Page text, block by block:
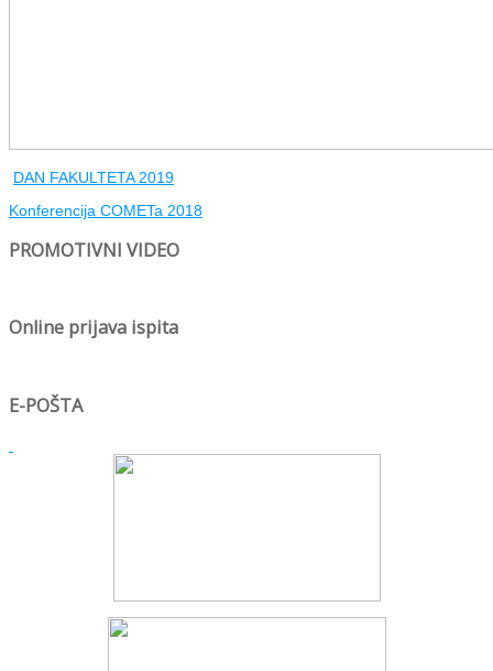
DAN FAKULTETA 2019
Konferencija COMETa 2018
PROMOTIVNI VIDEO
Online prijava ispita
E-POŠTA